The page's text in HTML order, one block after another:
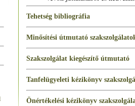
Tehetség bibliográfia
Minősítési útmutató
Szakszolgálat kiegészítő útmutató
Tanfelügyeleti kézikönyv
Önértékelési kézikönyv